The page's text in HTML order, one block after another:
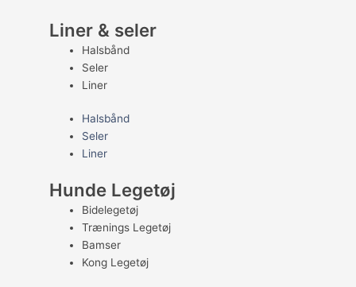
Liner & seler
Halsbånd
Seler
Liner
Halsbånd
Seler
Liner
Hunde Legetøj
Bidelegetøj
Trænings Legetøj
Bamser
Kong Legetøj